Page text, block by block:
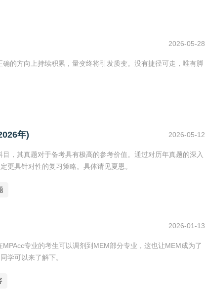
2026-05-28
的方向上持续积累，量变终将引发质变。没有捷径可走，唯有脚
年) 2026-05-12
，其真题对于备考具有极高的参考价值。通过对历年真题的深入
更具针对性的复习策略。具体请见夏恩。
2026-01-13
专业的考生可以调剂到MEM部分专业，这也让MEM成为了
学可以来了解下。